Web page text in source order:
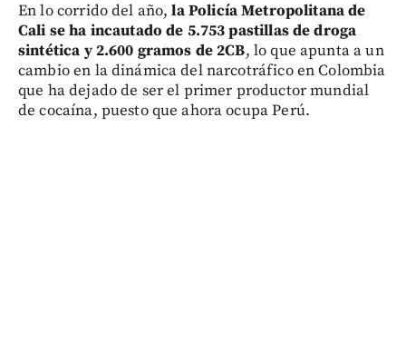
En lo corrido del año,la Policía Metropolitana de
Cali se ha incautado de 5.753 pastillas de droga
sintética y 2.600 gramos de 2CB, lo que apunta a un
cambio en la dinámica del narcotráfico en Colombia
que ha dejado de ser el primer productor mundial
de cocaína, puesto que ahora ocupa Perú.